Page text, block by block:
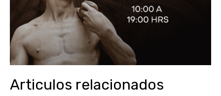
Articulos relacionados